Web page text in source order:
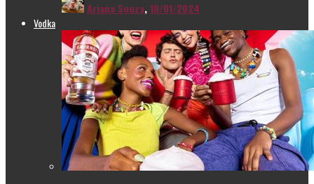
Ariana Souza,10/01/2024
Vodka